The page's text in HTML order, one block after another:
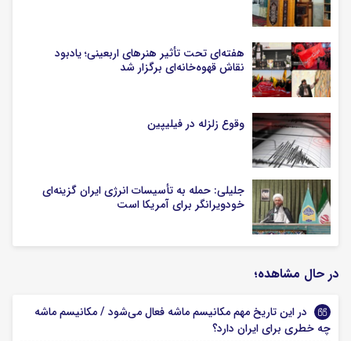
هفته‌ای تحت تأثیر هنرهای اربعینی؛ یادبود
نقاش قهوه‌خانه‌ای برگزار شد
وقوع زلزله در فیلیپین
جلیلی: حمله به تأسیسات انرژی ایران گزینه‌ای
خودویرانگر برای آمریکا است
در حال مشاهده؛
در این تاریخ مهم مکانیسم ماشه فعال می‌شود / مکانیسم ماشه
چه خطری برای ایران دارد؟